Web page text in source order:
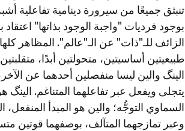
تنبثق جميعًا من سيرورة دينامية تفاعلية
بوجود فرديات "واجبة الوجود بذاتها"
الزائف للـ"ذات" عن الـ"عالم". المظاهر
طبيعيتين أساسيتين، متحولتين أبدًا،
الينگ والين ليسا منفصلين أحدهما عن
يتجلى ويفعل عبر تفاعلهما المتناغم. الينگ
السماوي التوجُّه؛ والين هو المبدأ
وعبر تمازجهما المتآلف، بوصفهما قوتين